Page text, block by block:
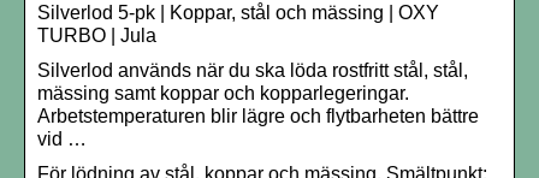
Silverlod 5-pk | Koppar, stål och mässing | OXY
TURBO | Jula
Silverlod används när du ska löda rostfritt stål, stål,
mässing samt koppar och kopparlegeringar.
Arbetstemperaturen blir lägre och flytbarheten bättre
vid …
För lödning av stål, koppar och mässing. Smältpunkt: